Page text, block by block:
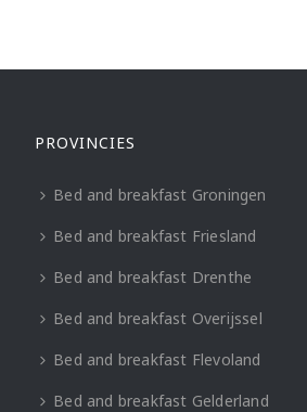
PROVINCIES
Bed and breakfast Groningen
Bed and breakfast Friesland
Bed and breakfast Drenthe
Bed and breakfast Overijssel
Bed and breakfast Flevoland
Bed and breakfast Gelderland